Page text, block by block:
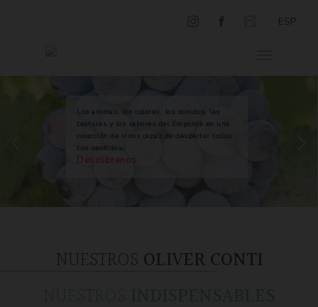
ESP
Los aromas, los colores, los sonidos, las
texturas y los sabores del Empordà en una
colección de vinos capaz de despertar todos
tus sentidos.
Descúbrenos
NUESTROS OLIVER CONTI